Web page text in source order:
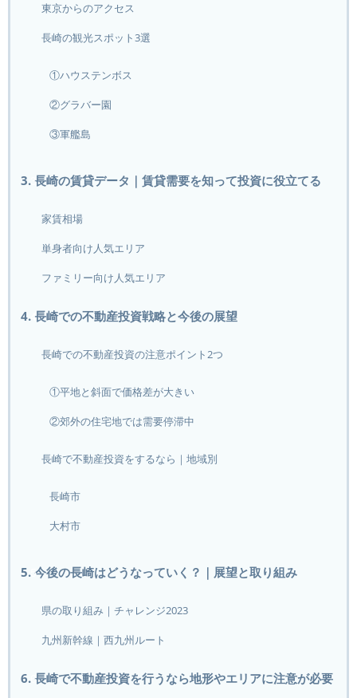
東京からのアクセス
長崎の観光スポット3選
①ハウステンボス
②グラバー園
③軍艦島
3. 長崎の賃貸データ｜賃貸需要を知って投資に役立てる
家賃相場
単身者向け人気エリア
ファミリー向け人気エリア
4. 長崎での不動産投資戦略と今後の展望
長崎での不動産投資の注意ポイント2つ
①平地と斜面で価格差が大きい
②郊外の住宅地では需要停滞中
長崎で不動産投資をするなら｜地域別
長崎市
大村市
5. 今後の長崎はどうなっていく？｜展望と取り組み
県の取り組み｜チャレンジ2023
九州新幹線｜西九州ルート
6. 長崎で不動産投資を行うなら地形やエリアに注意が必要